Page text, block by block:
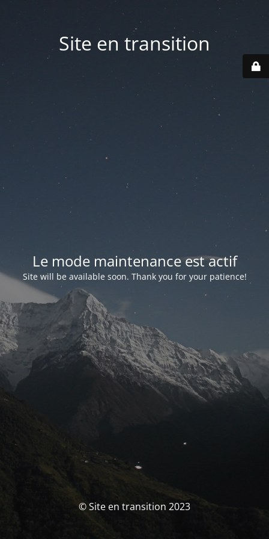
Site en transition
Le mode maintenance est actif
Site will be available soon. Thank you for your patience!
© Site en transition 2023